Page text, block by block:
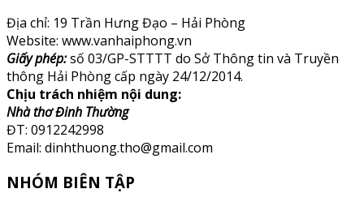
Địa chỉ: 19 Trần Hưng Đạo – Hải Phòng
Website: www.vanhaiphong.vn
Giấy phép:số 03/GP-STTTT do Sở Thông tin và Truyền
thông Hải Phòng cấp ngày 24/12/2014.
Chịu trách nhiệm nội dung:
Nhà thơ Đinh Thường
ĐT: 0912242998
Email: dinhthuong.tho@gmail.com
NHÓM BIÊN TẬP